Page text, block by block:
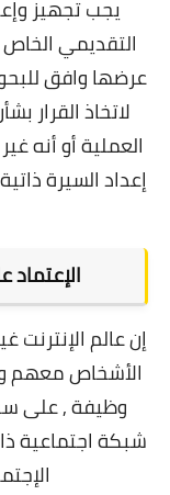
يجب تجهيز
التقديمي
لاتخاذ القرار
العملية أو أنه
إعداد السيرة
إن عالم الإنترنت
الأشخاص معهم
وظيفة , على
شبكة اجتماعية